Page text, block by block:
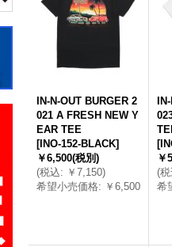
IN-N-OUT BURGER 2
021 A FRESH NEW Y
EAR TEE
[INO-152-BLACK]
￥6,500(税別)
(税込: ￥7,150)
希望小売価格: ￥6,500
[
￥
(税
希